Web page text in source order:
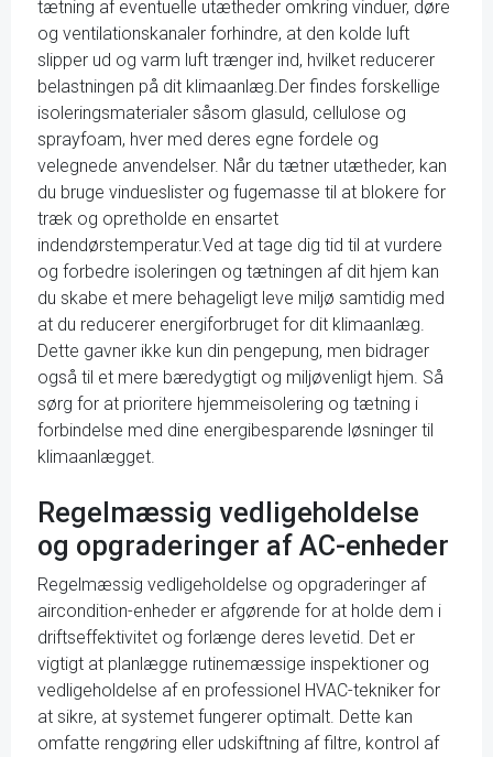
tætning af eventuelle utætheder omkring vinduer, døre
og ventilationskanaler forhindre, at den kolde luft
slipper ud og varm luft trænger ind, hvilket reducerer
belastningen på dit klimaanlæg.Der findes forskellige
isoleringsmaterialer såsom glasuld, cellulose og
sprayfoam, hver med deres egne fordele og
velegnede anvendelser. Når du tætner utætheder, kan
du bruge vindueslister og fugemasse til at blokere for
træk og opretholde en ensartet
indendørstemperatur.Ved at tage dig tid til at vurdere
og forbedre isoleringen og tætningen af dit hjem kan
du skabe et mere behageligt leve miljø samtidig med
at du reducerer energiforbruget for dit klimaanlæg.
Dette gavner ikke kun din pengepung, men bidrager
også til et mere bæredygtigt og miljøvenligt hjem. Så
sørg for at prioritere hjemmeisolering og tætning i
forbindelse med dine energibesparende løsninger til
klimaanlægget.
Regelmæssig vedligeholdelse
og opgraderinger af AC-enheder
Regelmæssig vedligeholdelse og opgraderinger af
aircondition-enheder er afgørende for at holde dem i
driftseffektivitet og forlænge deres levetid. Det er
vigtigt at planlægge rutinemæssige inspektioner og
vedligeholdelse af en professionel HVAC-tekniker for
at sikre, at systemet fungerer optimalt. Dette kan
omfatte rengøring eller udskiftning af filtre, kontrol af